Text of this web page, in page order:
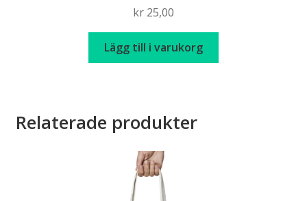
kr 25,00
Lägg till i varukorg
Relaterade produkter